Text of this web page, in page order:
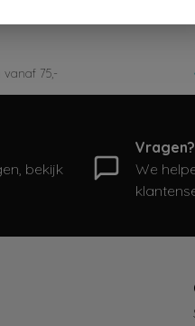
vanaf 75,-
bekijk
Vragen?
We